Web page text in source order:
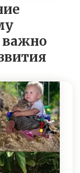
важно